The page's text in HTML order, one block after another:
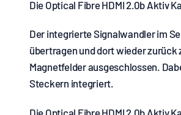
Die Optical Fibre HDMI 2.0b Aktiv
Der integrierte Signalwandler im
übertragen und dort wieder
Magnetfelder ausgeschlossen.
Steckern integriert.
Die Optical Fibre HDMI 2.0b Aktiv